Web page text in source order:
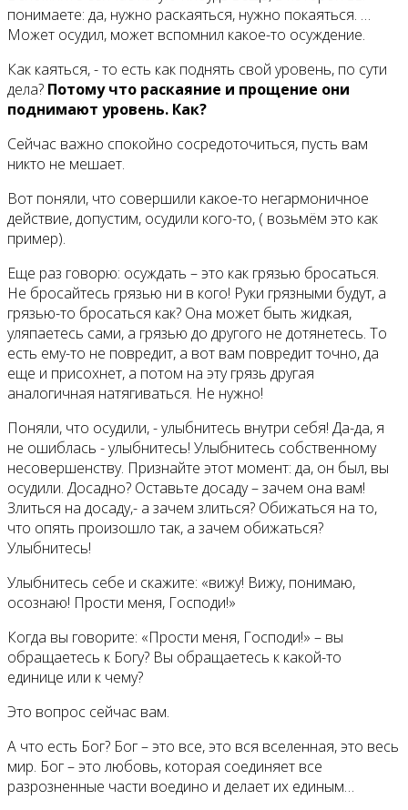
понимаете: да, нужно раскаяться, нужно покаяться. …
Может осудил, может вспомнил какое-то осуждение.
Как каяться, - то есть как поднять свой уровень, по сути
дела? Потому что раскаяние и прощение они
поднимают уровень. Как?
Сейчас важно спокойно сосредоточиться, пусть вам
никто не мешает.
Вот поняли, что совершили какое-то негармоничное
действие, допустим, осудили кого-то, ( возьмём это как
пример).
Еще раз говорю: осуждать – это как грязью бросаться.
Не бросайтесь грязью ни в кого! Руки грязными будут, а
грязью-то бросаться как? Она может быть жидкая,
уляпаетесь сами, а грязью до другого не дотянетесь. То
есть ему-то не повредит, а вот вам повредит точно, да
еще и присохнет, а потом на эту грязь другая
аналогичная натягиваться. Не нужно!
Поняли, что осудили, - улыбнитесь внутри себя! Да-да, я
не ошиблась - улыбнитесь! Улыбнитесь собственному
несовершенству. Признайте этот момент: да, он был, вы
осудили. Досадно? Оставьте досаду – зачем она вам!
Злиться на досаду,- а зачем злиться? Обижаться на то,
что опять произошло так, а зачем обижаться?
Улыбнитесь!
Улыбнитесь себе и скажите: «вижу! Вижу, понимаю,
осознаю! Прости меня, Господи!»
Когда вы говорите: «Прости меня, Господи!» – вы
обращаетесь к Богу? Вы обращаетесь к какой-то
единице или к чему?
Это вопрос сейчас вам.
А что есть Бог? Бог – это все, это вся вселенная, это весь
мир. Бог – это любовь, которая соединяет все
разрозненные части воедино и делает их единым…